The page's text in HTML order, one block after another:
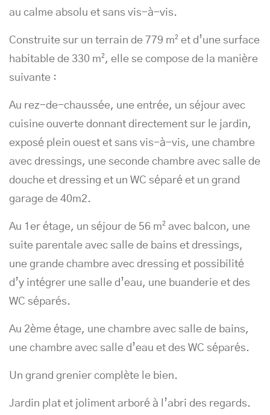
au calme absolu et sans vis-à-vis.
Construite sur un terrain de 779 m² et d’une surface
habitable de 330 m², elle se compose de la manière
suivante :
Au rez-de-chaussée, une entrée, un séjour avec
cuisine ouverte donnant directement sur le jardin,
exposé plein ouest et sans vis-à-vis, une chambre
avec dressings, une seconde chambre avec salle de
douche et dressing et un WC séparé et un grand
garage de 40m2.
Au 1er étage, un séjour de 56 m² avec balcon, une
suite parentale avec salle de bains et dressings,
une grande chambre avec dressing et possibilité
d’y intégrer une salle d’eau, une buanderie et des
WC séparés.
Au 2ème étage, une chambre avec salle de bains,
une chambre avec salle d’eau et des WC séparés.
Un grand grenier complète le bien.
Jardin plat et joliment arboré à l’abri des regards.